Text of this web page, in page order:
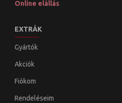
Online elállás
EXTRÁK
Gyártók
Akciók
Fiókom
Rendeléseim